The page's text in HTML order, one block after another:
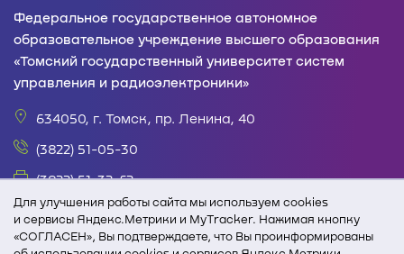
Для улучшения работы сайта мы используем cookies
и сервисы Яндекс.Метрики и MyTracker. Нажимая кнопку
«СОГЛАСЕН», Вы подтверждаете, что Вы проинформированы
Федеральное государственное автономное
образовательное учреждение высшего образования
«Томский государственный университет систем
управления и радиоэлектроники»
634050, г. Томск, пр. Ленина, 40
(3822) 51-05-30
(3822) 51-32-62
office@tusur.ru
пн. – пт., 8:30 – 17:30, обед, 13:00 – 14:00